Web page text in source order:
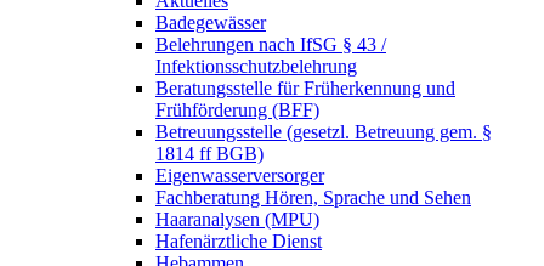
Badegewässer
Belehrungen nach IfSG § 43 /
Infektionsschutzbelehrung
Beratungsstelle für Früherkennung und
Frühförderung (BFF)
Betreuungsstelle (gesetzl. Betreuung gem. §
1814 ff BGB)
Eigenwasserversorger
Fachberatung Hören, Sprache und Sehen
Haaranalysen (MPU)
Hafenärztliche Dienst